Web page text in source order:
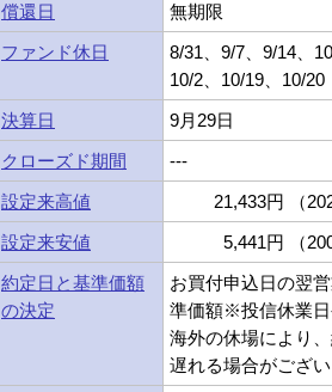
償還日
無期限
ファンド休日
8/31、9/7、9/14、
10/2、10/19、10/20
決算日
9月29日
クローズド期間
---
設定来高値
21,433円 （
設定来安値
5,441円 （
約定日と基準価額
の決定
お買付申込日の翌
準価額※投信休業
海外の休場により
遅れる場合がござ